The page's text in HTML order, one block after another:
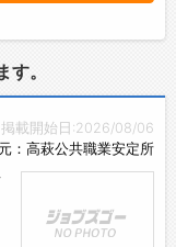
歓迎です♪
にしたい方にピッ
にサポートしま
。
掲載開始日:2026/08/06
：高萩公共職業安定所